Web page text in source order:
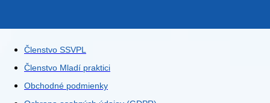
Členstvo SSVPL
Členstvo Mladí praktici
Obchodné podmienky